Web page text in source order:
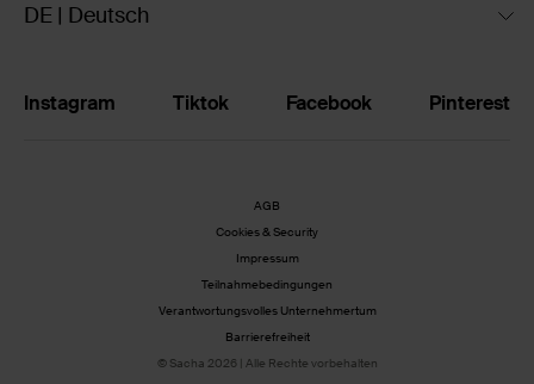
DE | Deutsch
Instagram Tiktok Facebook Pinterest
AGB
Cookies & Security
Impressum
Teilnahmebedingungen
Verantwortungsvolles Unternehmertum
Barrierefreiheit
© Sacha 2026 | Alle Rechte vorbehalten